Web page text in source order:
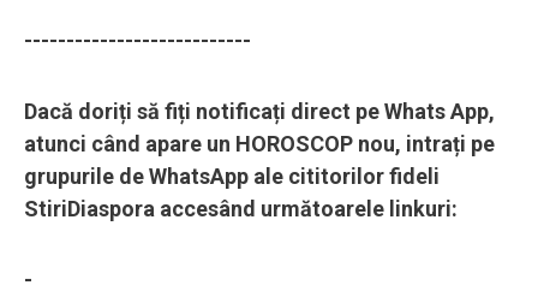
---------------------------
Dacă doriți să fiți notificați direct pe Whats App,
atunci când apare un HOROSCOP nou, intrați pe
grupurile de WhatsApp ale cititorilor fideli
StiriDiaspora accesând următoarele linkuri:
-